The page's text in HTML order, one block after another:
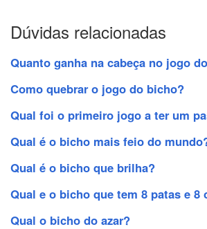
Dúvidas relacionadas
Quanto ganha na cabeça no jogo
Como quebrar o jogo do bicho?
Qual foi o primeiro jogo a ter um
Qual é o bicho mais feio do
Qual é o bicho que brilha?
Qual e o bicho que tem 8 patas e 8
Qual o bicho do azar?